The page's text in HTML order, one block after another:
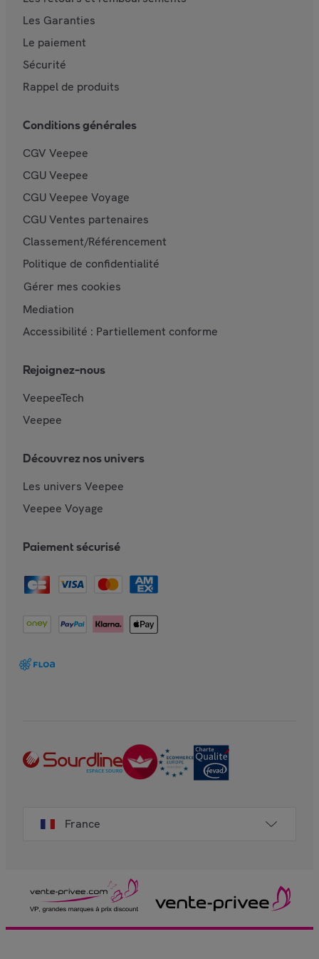
Les Garanties
Le paiement
Sécurité
Rappel de produits
Conditions générales
CGV Veepee
CGU Veepee
CGU Veepee Voyage
CGU Ventes partenaires
Classement/Référencement
Politique de confidentialité
Gérer mes cookies
Mediation
Accessibilité : Partiellement conforme
Rejoignez-nous
VeepeeTech
Veepee
Découvrez nos univers
Les univers Veepee
Veepee Voyage
Paiement sécurisé
France